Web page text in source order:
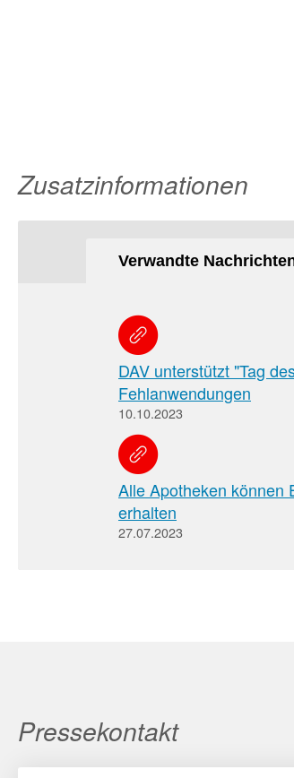
Zusatzinformationen
Verwandte
DAV unterstützt "Tag
Fehlanwendungen
10.10.2023
Alle Apotheken können
erhalten
27.07.2023
Pressekontakt